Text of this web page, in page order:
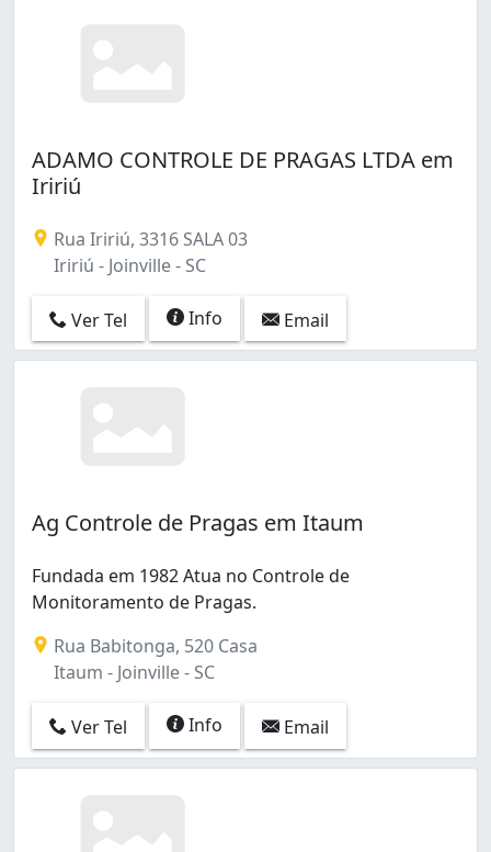
ADAMO CONTROLE DE PRAGAS LTDA em
Iririú
Rua Iririú, 3316 SALA 03
Iririú - Joinville - SC
Ver Tel Info Email
Ag Controle de Pragas em Itaum
Fundada em 1982 Atua no Controle de
Monitoramento de Pragas.
Rua Babitonga, 520 Casa
Itaum - Joinville - SC
Ver Tel Info Email